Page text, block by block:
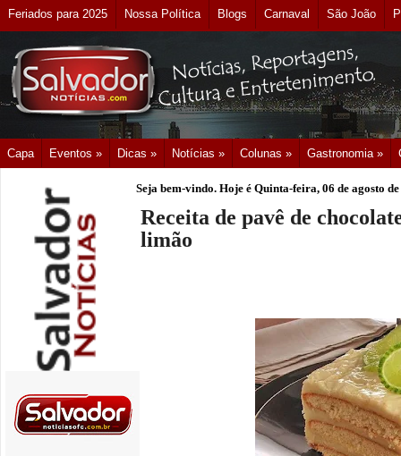
Feriados para 2025 Nossa Política Blogs Carnaval São João
Capa Eventos » Dicas » Notícias » Colunas » Gastronomia »
Seja bem-vindo. Hoje é Quinta-feira, 06 de agosto
Receita de pavê de
limão